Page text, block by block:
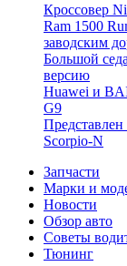
Кроссовер
Ram 1500
заводским
Большой
версию
Huawei и
G9
Scorpio-N
Запчасти
Марки и
Новости
Обзор авто
Советы
Тюнинг